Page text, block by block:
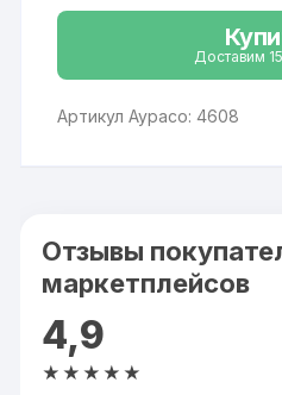
Доставим
Артикул Аурасо: 4608
Отзывы
маркетплейсов
4,9
★★★★★